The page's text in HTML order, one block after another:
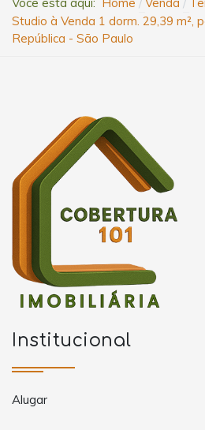
Studio à Venda 1 dorm. 29,39 m²,
República - São Paulo
Institucional
Alugar